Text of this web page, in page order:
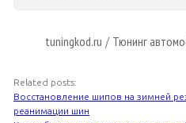
tuningkod.ru / Тюнинг
Related posts:
Восстановление шипов на зимней
реанимации шин